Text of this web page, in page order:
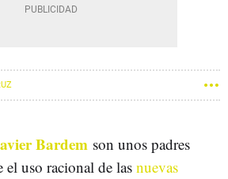
Bardem son unos padres
el uso racional de las nuevas